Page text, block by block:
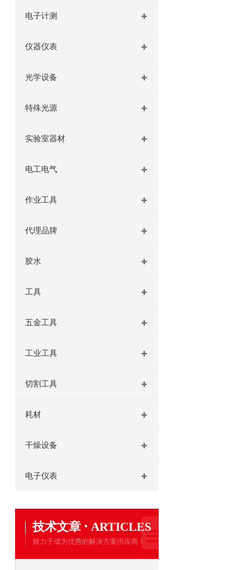
电子计测
仪器仪表
光学设备
特殊光源
实验室器材
电工电气
作业工具
代理品牌
胶水
工具
五金工具
工业工具
切割工具
耗材
干燥设备
电子仪表
技术文章 · ARTICLES
致力于成为优秀的解决方案供应商！